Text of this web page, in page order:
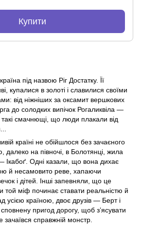
Купити
під назвою Ріг Достатку. Її
купалися в золоті і славилися своїми
від ніжніших за оксамит вершкових
до солодких випічок Рогаликвіла —
такі смачнющі, що люди плакали від
країні не обійшлося без зачаєного
далеко на півночі, в Болотянці, жила
Ікабоґ. Одні казали, що вона дихає
й несамовито реве, хапаючи
і дітей. Інші запевняли, що це
той міф починає ставати реальністю й
усією країною, двоє друзів — Берт і
пригод дорогу, щоб з’ясувати
зачаївся справжній монстр.